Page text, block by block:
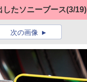
したソニーブース(3/19)
次の画像